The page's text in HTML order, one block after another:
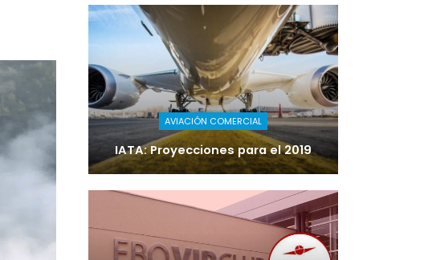
AVIACIÓN COMERCIAL
IATA: Proyecciones para el 2019